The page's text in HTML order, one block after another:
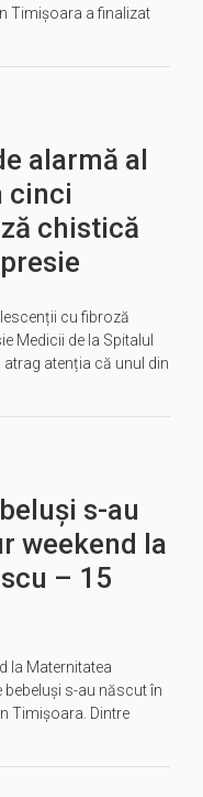
Timișoara a finalizat
alarmă al
cinci
chistică
cu fibroză
Medicii de la Spitalul
atenția că unul din
s-au
weekend la
– 15
la Maternitatea
s-au născut în
Timișoara. Dintre